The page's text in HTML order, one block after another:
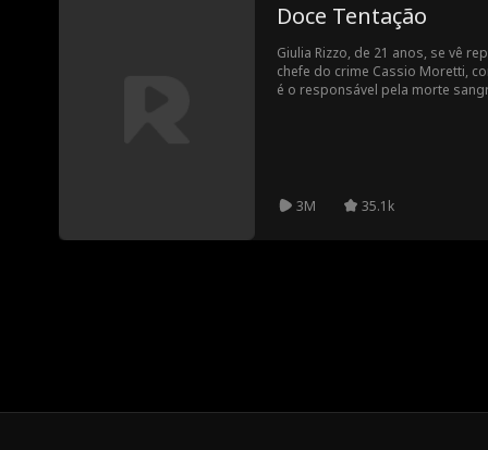
Doce Tentação
Giulia Rizzo, de 21 anos, se vê
chefe do crime Cassio Moretti,
é o responsável pela morte
resultará em mais um
3M
35.1k